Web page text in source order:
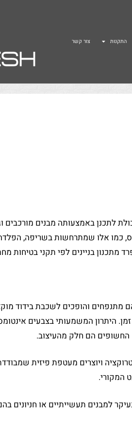
התקנות צור קשר
לתכנן באמצעותה מבנים מורכבים
משמעותית: היא רגישה מאוד לחום. בטמפרטורות של 500–600 מעלות צלזיוס, כמו אלו שמתרחשות בשריפה,
בניינים לפי תקני בטיחות
מתנפחים והופכים לשכבת בידוד
היתרון המשמעותי בצבעים
החשופים הם חלק מהעיצוב.
ויוצרים מעטפת פיזית
המקורי.
למבנים תעשייתיים או חניונים